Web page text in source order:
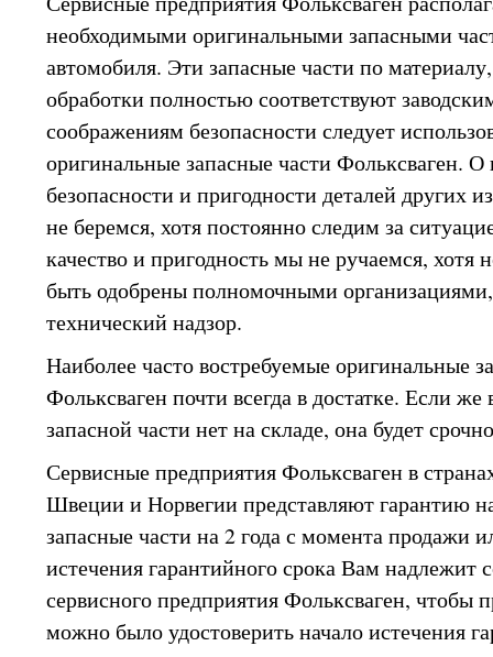
необходимыми оригинальными запасными
автомобиля. Эти запасные части по
обработки полностью соответствуют
соображениям безопасности следует
оригинальные запасные части Фольксваген.
безопасности и пригодности деталей других
не беремся, хотя постоянно следим за
качество и пригодность мы не ручаемся, хотя
быть одобрены полномочными
технический надзор.
Наиболее часто востребуемые оригинальные
Фольксваген почти всегда в достатке. Если же
запасной части нет на складе, она будет
Сервисные предприятия Фольксваген в
Швеции и Норвегии представляют гарантию
запасные части на 2 года с момента продажи
истечения гарантийного срока Вам надлежит
сервисного предприятия Фольксваген, чтобы
можно было удостоверить начало истечения